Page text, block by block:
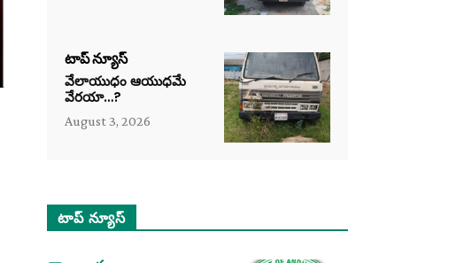
టాప్ న్యూస్
వేలాయుధం ఆయుధమే
వేరయా…?
August 3, 2026
టాప్ న్యూస్